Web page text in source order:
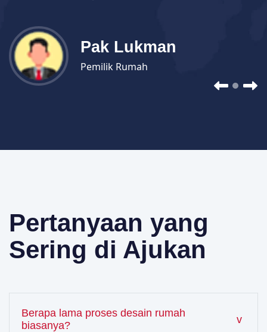
Pak Lukman
Pemilik Rumah
Pertanyaan yang
Sering di Ajukan
Berapa lama proses desain rumah
biasanya?